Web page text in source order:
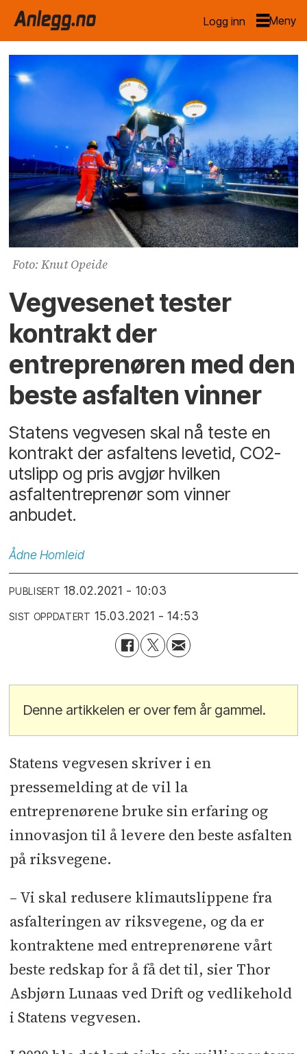
Logg inn
Foto: Knut Opeide
Vegvesenet tester
kontrakt der
entreprenøren med den
beste asfalten vinner
Statens vegvesen skal nå teste en
kontrakt der asfaltens levetid, CO2-
utslipp og pris avgjør hvilken
asfaltentreprenør som vinner
anbudet.
Ådne Homleid
PUBLISERT 18.02.2021 - 10:03
SIST OPPDATERT 15.03.2021 - 14:53
Denne artikkelen er over fem år gammel.
Statens vegvesen skriver i en
pressemelding at de vil la
entreprenørene bruke sin erfaring og
innovasjon til å levere den beste asfalten
på riksvegene.
– Vi skal redusere klimautslippene fra
asfalteringen av riksvegene, og da er
kontraktene med entreprenørene vårt
beste redskap for å få det til, sier Thor
Asbjørn Lunaas ved Drift og vedlikehold
i Statens vegvesen.